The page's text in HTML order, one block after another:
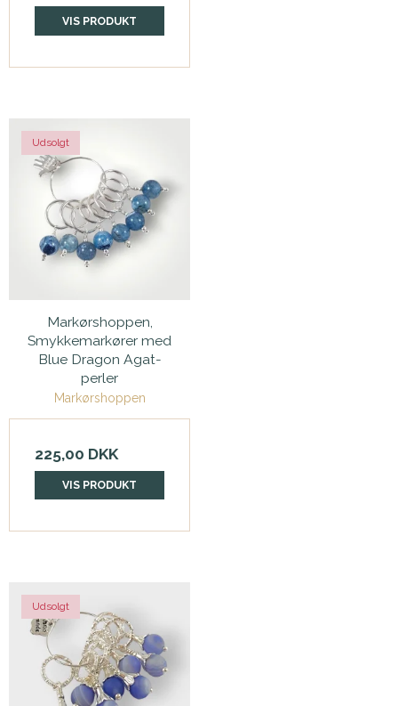
VIS PRODUKT
Udsolgt
Markørshoppen,
Smykkemarkører med
Blue Dragon Agat-
perler
Markørshoppen
225,00 DKK
VIS PRODUKT
Udsolgt